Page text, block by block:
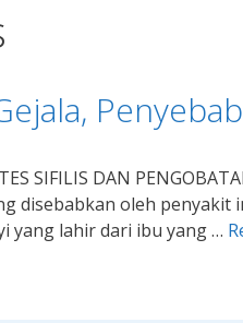
SIFILIS DAN
disebabkan oleh
yang lahir dari ibu yang …